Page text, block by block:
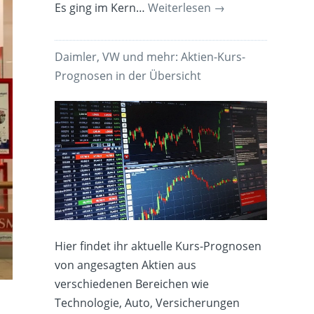
Es ging im Kern…Weiterlesen →
Daimler, VW und mehr: Aktien-Kurs-
Prognosen in der Übersicht
Hier findet ihr aktuelle Kurs-Prognosen
von angesagten Aktien aus
verschiedenen Bereichen wie
Technologie, Auto, Versicherungen